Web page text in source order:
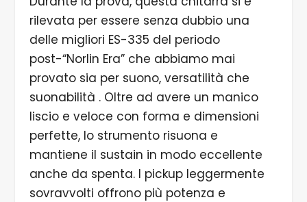
rilevata per essere senza dubbio una
delle migliori ES-335 del periodo
post-“Norlin Era” che abbiamo mai
provato sia per suono, versatilità che
suonabilità . Oltre ad avere un manico
liscio e veloce con forma e dimensioni
perfette, lo strumento risuona e
mantiene il sustain in modo eccellente
anche da spenta. I pickup leggermente
sovravvolti offrono più potenza e